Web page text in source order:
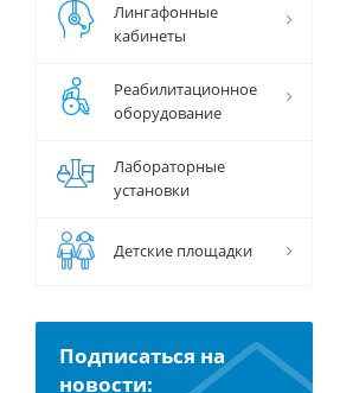
Лингафонные
кабинеты
Реабилитационное
оборудование
Лабораторные
установки
Детские площадки
Подписаться на
новости: